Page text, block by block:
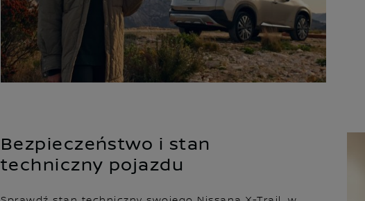
Bezpieczeństwo i stan
techniczny pojazdu